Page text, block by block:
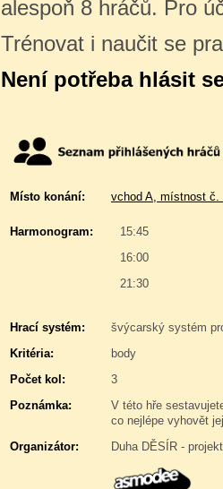
alespoň 8 hráčů. Pro
Trénovat i naučit se
Není potřeba hlásit
Místo konání: vchod A, místnost č.
Harmonogram:
15:45
16:00
21:30
Hrací systém:
švýcarský systém
Kritéria:
body
Počet kol:
3
Poznámka:
V této hře
co nejlépe vyhovět
Organizátor:
Duha DĚSÍR -